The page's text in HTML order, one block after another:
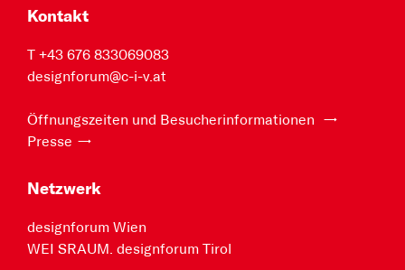
Kontakt
T +43 676 833069083
designforum@c-i-v.at
Öffnungszeiten und Besucherinformationen
Presse
Netzwerk
designforum Wien
WEI SRAUM. designforum Tirol